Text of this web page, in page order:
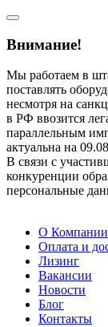
Внимание!
Мы работаем в
поставлять
несмотря на
в РФ ввозится
параллельным
актуальна на
В связи с
конкуренции
персональные
О Компании
Оплата и
Лизинг
Вакансии
Новости
Блог
Контакты